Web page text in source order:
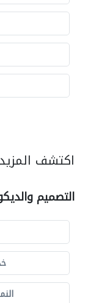
اكتشف
التصميم